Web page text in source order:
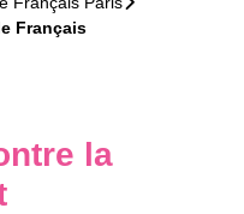
Français
la